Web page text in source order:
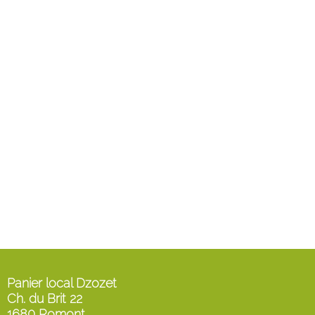
Panier local Dzozet
Ch. du Brit 22